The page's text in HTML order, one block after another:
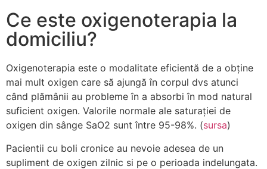
Ce este oxigenoterapia la
domiciliu?
Oxigenoterapia este o modalitate eficientă de a obține
mai mult oxigen care să ajungă în corpul dvs atunci
când plămânii au probleme în a absorbi în mod natural
suficient oxigen. Valorile normale ale saturației de
oxigen din sânge SaO2 sunt între 95-98%. (sursa)
Pacientii cu boli cronice au nevoie adesea de un
supliment de oxigen zilnic si pe o perioada indelungata.